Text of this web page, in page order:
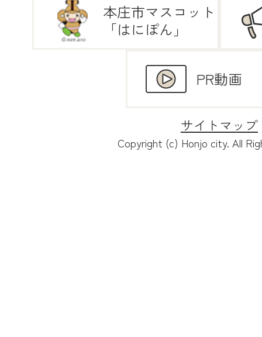
本庄市マスコット
「はにぽん」
PR動画
サイトマップ
Copyright (c) Honjo city. All